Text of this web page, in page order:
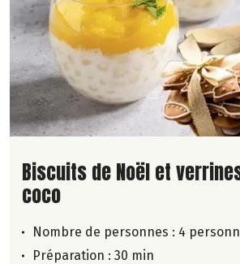
Lire la suite de la recette
Biscuits de Noël et
coco
Nombre de personnes : 4
Préparation : 30 min